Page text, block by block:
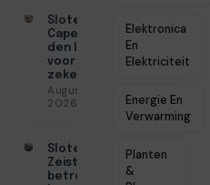
Slotenmaker
Capelle aan
den IJssel
voor
zekerheid
Augustus 3,
2026
Slotenmaker
Zeist voor
betrouwbare
Elektronica
En
Elektriciteit
Energie En
Verwarming
Planten
&